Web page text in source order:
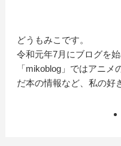
どうもみこです。
令和元年7月にブログを始
「mikoblog」ではアニ
だ本の情報など、私の好